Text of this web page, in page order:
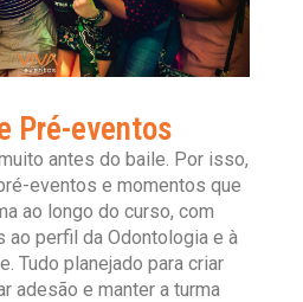
Pré-eventos
antes do baile. Por isso,
eventos e momentos que
ao longo do curso, com
ao perfil da Odontologia e à
Tudo planejado para criar
adesão e manter a turma